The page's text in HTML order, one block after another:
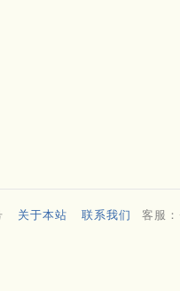
关于本站 联系我们 客服